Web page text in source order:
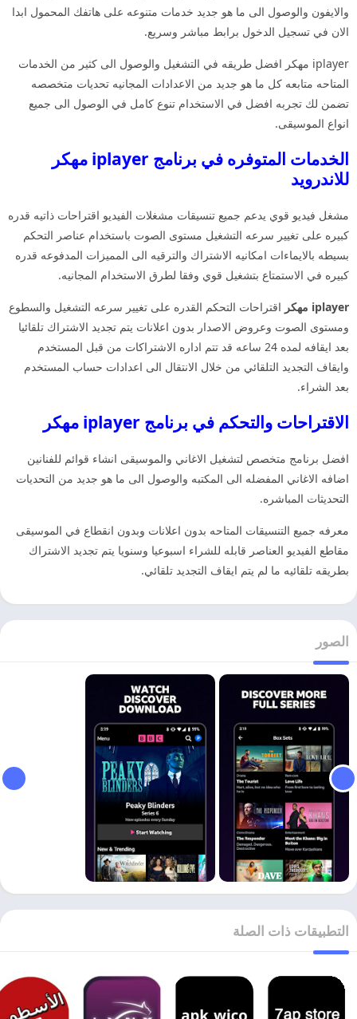
والايفون والوصول الى ما هو جديد خدمات متنوعه على هاتفك المحمول ابدا
الان في تسجيل الدخول برابط مباشر وسريع.
iplayer مهكر افضل طريقه في التشغيل والوصول الى كثير من الخدمات
المتاحه متابعه كل ما هو جديد من الاعدادات المجانيه تحديات متخصصه
تضمن لك تجربه افضل في الاستخدام تنوع كامل في الوصول الى جميع
انواع الموسيقى.
الخدمات المتوفره في برنامج iplayer مهكر
للاندرويد
مشغل فيديو قوي يدعم جميع تنسيقات مشغلات الفيديو اقتراحات ذاتيه قدره
كبيره على تغيير سرعه التشغيل مستوى الصوت باستخدام عناصر التحكم
بسيطه بالايماءات امكانيه الاشتراك والترقيه الى المميزات المدفوعه قدره
كبيره في الاستمتاع بتشغيل قوي وفقا لطرق الاستخدام المجانيه.
iplayer مهكر
اقتراحات التحكم القدره على تغيير سرعه التشغيل والسطوع
ومستوى الصوت وعروض الاصدار بدون اعلانات يتم تجديد الاشتراك تلقائيا
بعد ايقافه لمده 24 ساعه قد تتم اداره الاشتراكات من قبل المستخدم
وايقاف التجديد التلقائي من خلال الانتقال الى اعدادات حساب المستخدم
بعد الشراء.
الاقتراحات والتحكم في برنامج iplayer مهكر
افضل برنامج متخصص لتشغيل الاغاني والموسيقى انشاء قوائم للفنانين
اضافه الاغاني المفضله الى المكتبه والوصول الى ما هو جديد من التحديات
التحديثات المباشره.
معرفه جميع التنسيقات المتاحه بدون اعلانات وبدون انقطاع في الموسيقى
مقاطع الفيديو العناصر قابله للشراء اسبوعيا وسنويا يتم تجديد الاشتراك
بطريقه تلقائيه ما لم يتم ايقاف التجديد تلقائي.
الصور
التطبيقات ذات الصلة